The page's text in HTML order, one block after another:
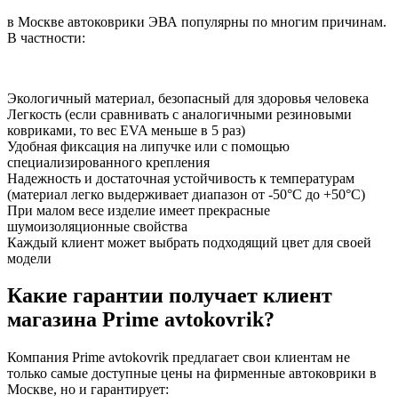
в Москве автоковрики ЭВА популярны по многим причинам.
В частности:
Экологичный материал, безопасный для здоровья человека
Легкость (если сравнивать с аналогичными резиновыми
ковриками, то вес EVA меньше в 5 раз)
Удобная фиксация на липучке или с помощью
специализированного крепления
Надежность и достаточная устойчивость к температурам
(материал легко выдерживает диапазон от -50°С до +50°С)
При малом весе изделие имеет прекрасные
шумоизоляционные свойства
Каждый клиент может выбрать подходящий цвет для своей
модели
Какие гарантии получает клиент
магазина Prime avtokovrik?
Компания Prime avtokovrik предлагает свои клиентам не
только самые доступные цены на фирменные автоковрики в
Москве, но и гарантирует: